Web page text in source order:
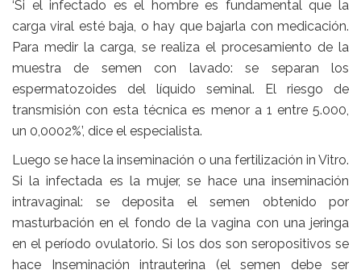
‘Si el infectado es el hombre es fundamental que la
carga viral esté baja, o hay que bajarla con medicación.
Para medir la carga, se realiza el procesamiento de la
muestra de semen con lavado: se separan los
espermatozoides del líquido seminal. El riesgo de
transmisión con esta técnica es menor a 1 entre 5.000,
un 0,0002%’, dice el especialista.
Luego se hace la inseminación o una fertilización in Vitro.
Si la infectada es la mujer, se hace una inseminación
intravaginal: se deposita el semen obtenido por
masturbación en el fondo de la vagina con una jeringa
en el período ovulatorio. Si los dos son seropositivos se
hace Inseminación intrauterina (el semen debe ser